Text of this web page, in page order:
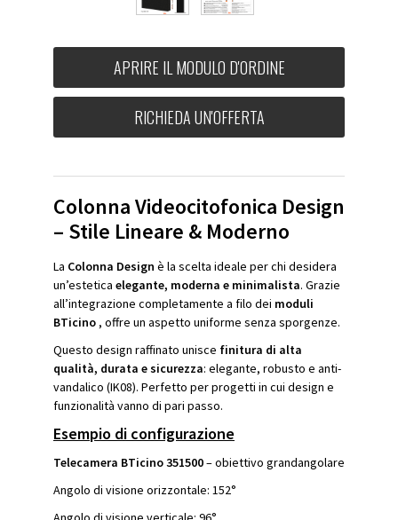
APRIRE IL MODULO D'ORDINE
RICHIEDA UN'OFFERTA
Colonna Videocitofonica Design
– Stile Lineare & Moderno
La Colonna Design è la scelta ideale per chi desidera
un’estetica elegante, moderna e minimalista. Grazie
all’integrazione completamente a filo dei moduli
BTicino , offre un aspetto uniforme senza sporgenze.
Questo design raffinato unisce finitura di alta
qualità, durata e sicurezza: elegante, robusto e anti-
vandalico (IK08). Perfetto per progetti in cui design e
funzionalità vanno di pari passo.
Esempio di configurazione
Telecamera BTicino 351500– obiettivo grandangolare
Angolo di visione orizzontale: 152°